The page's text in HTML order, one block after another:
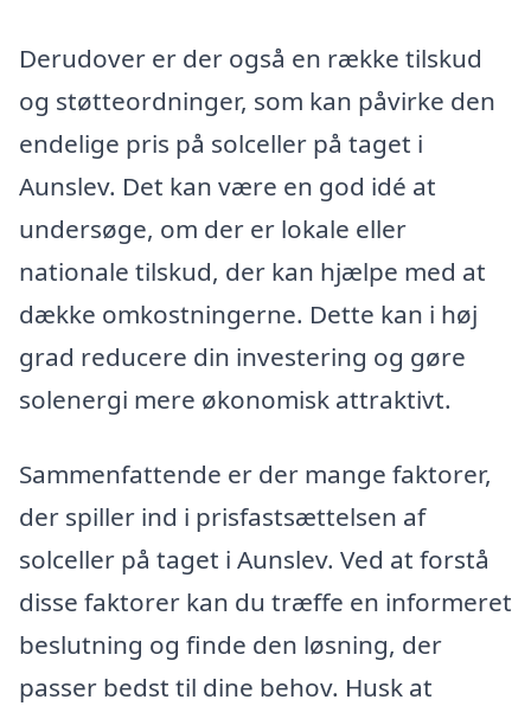
Derudover er der også en række tilskud
og støtteordninger, som kan påvirke den
endelige pris på solceller på taget i
Aunslev. Det kan være en god idé at
undersøge, om der er lokale eller
nationale tilskud, der kan hjælpe med at
dække omkostningerne. Dette kan i høj
grad reducere din investering og gøre
solenergi mere økonomisk attraktivt.
Sammenfattende er der mange faktorer,
der spiller ind i prisfastsættelsen af
solceller på taget i Aunslev. Ved at forstå
disse faktorer kan du træffe en informeret
beslutning og finde den løsning, der
passer bedst til dine behov. Husk at